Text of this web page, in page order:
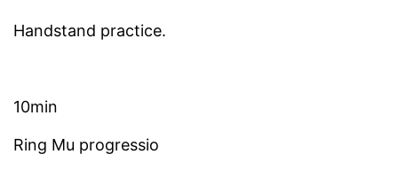
Handstand practice.
10min
Ring Mu progressio